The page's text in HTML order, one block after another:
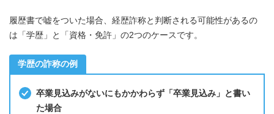
履歴書で嘘をついた場合、経歴詐称と判断される可能性があるの
は「学歴」と「資格・免許」の2つのケースです。
学歴の詐称の例
卒業見込みがないにもかかわらず「卒業見込み」と書い
た場合